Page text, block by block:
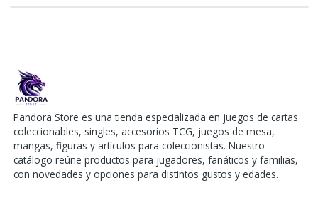
Pandora Store es una tienda especializada en juegos de cartas
coleccionables, singles, accesorios TCG, juegos de mesa,
mangas, figuras y artículos para coleccionistas. Nuestro
catálogo reúne productos para jugadores, fanáticos y familias,
con novedades y opciones para distintos gustos y edades.